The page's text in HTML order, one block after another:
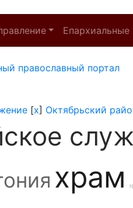
православный портал
[x] Октябрьский
храм